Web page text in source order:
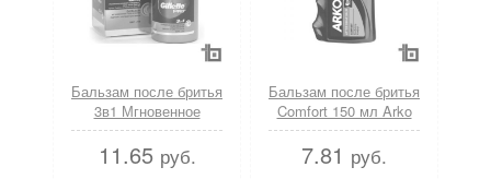
Бальзам после бритья
3в1 Мгновенное
увлажнение SPF+15
50 мл Gillette
11.65 руб.
Бальзам после бритья
Comfort 150 мл Arko
7.81 руб.